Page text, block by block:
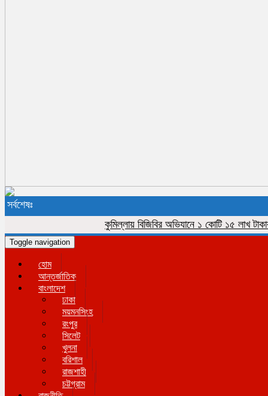
সর্বশেষঃ
কুমিল্লায় বিজিবির অভিযানে ১ কোটি ১৫ লাখ টাকার
Toggle navigation
হোম
আন্তর্জাতিক
বাংলাদেশ
ঢাকা
ময়মনসিংহ
রংপুর
সিলেট
খুলনা
বরিশাল
রাজশাহী
চট্টগ্রাম